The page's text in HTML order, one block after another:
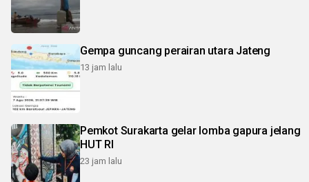
Gempa guncang perairan utara Jateng
13 jam lalu
Pemkot Surakarta gelar lomba gapura jelang
HUT RI
23 jam lalu